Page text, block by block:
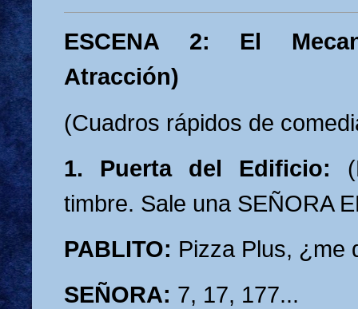
ESCENA 2: El
Atracción)
(Cuadros rápidos de
1. Puerta del Edificio:
timbre. Sale una SEÑORA
PABLITO: Pizza Plus, ¿me
SEÑORA: 7, 17, 177...